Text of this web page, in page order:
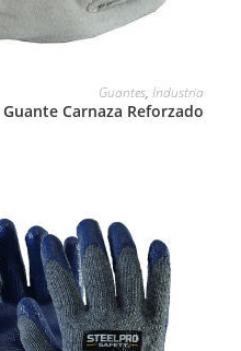
Guantes,Industria
Guante Carnaza Reforzado